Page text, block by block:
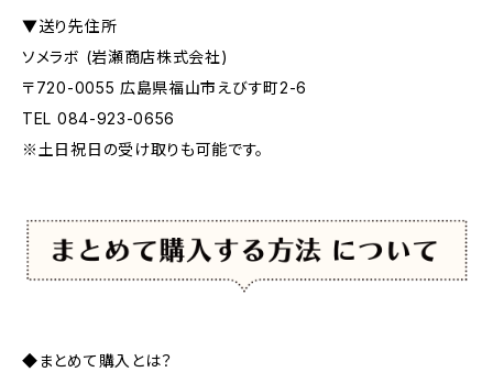
▼送り先住所
ソメラボ (岩瀬商店株式会社)
〒720-0055 広島県福山市えびす町2-6
TEL 084-923-0656
※土日祝日の受け取りも可能です。
◆まとめて購入とは？